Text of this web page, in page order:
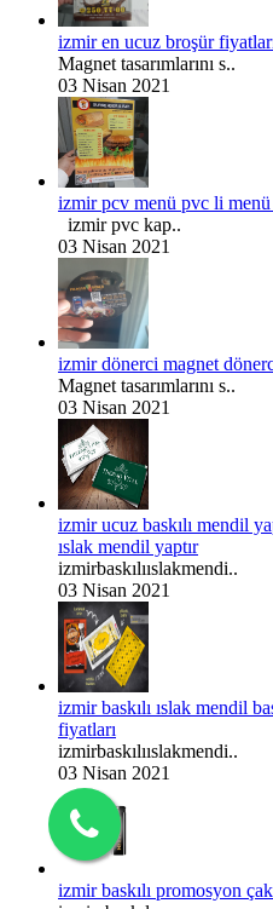
izmir en ucuz broşür
Magnet tasarımlarını s..
03 Nisan 2021
izmir pcv menü pvc li menü
izmir pvc kap..
03 Nisan 2021
izmir dönerci magnet
Magnet tasarımlarını s..
03 Nisan 2021
izmir ucuz baskılı mendil
ıslak mendil yaptır
izmirbaskılııslakmendi..
03 Nisan 2021
izmir baskılı ıslak mendil
fiyatları
izmirbaskılııslakmendi..
03 Nisan 2021
izmir baskılı promosyon